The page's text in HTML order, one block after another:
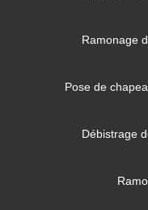
Ramonage
Pose de
Débistrage